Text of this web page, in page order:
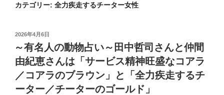
カテゴリー: 全力疾走するチーター女性
投
2026年4月6日
～有名人の動物占い～田中哲司さんと仲間
由紀恵さんは「サービス精神旺盛なコアラ
／コアラのブラウン」と「全力疾走するチ
ーター／チーターのゴールド」